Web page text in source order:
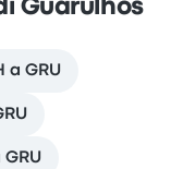
Guarulhos
a GRU
GRU